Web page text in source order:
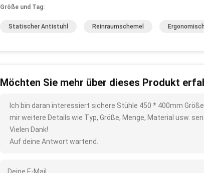
Größe und Tag:
Statischer Antistuhl Reinraumschemel
Möchten Sie mehr über dieses Produkt
Ich bin daran interessiert sichere Stühle 450 * 400mm
mir weitere Details wie Typ, Größe, Menge, Material usw.
Vielen Dank!
Auf deine Antwort wartend.